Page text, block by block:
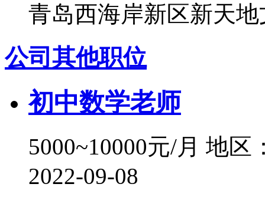
青岛西海岸新区新天
公司其他职位
初中数学老师
5000~10000元/月 地区
2022-09-08